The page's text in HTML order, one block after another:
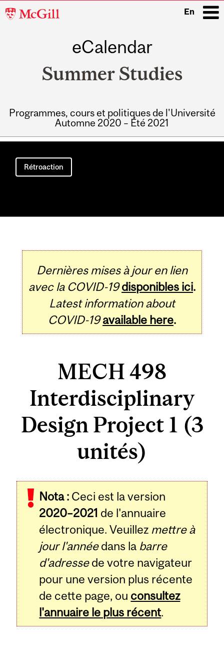
McGill
En
eCalendar
Summer Studies
Programmes, cours et politiques de l'Université
Automne 2020 – Été 2021
Main
navigation
Rétroaction
Dernières mises à jour en lien
avec la COVID-19 disponibles ici.
Latest information about
COVID-19 available here.
MECH 498
Interdisciplinary
Design Project 1 (3
unités)
Nota : Ceci est la version
2020–2021 de l'annuaire
électronique. Veuillez mettre à
jour l'annéedans la barre
d'adressede votre navigateur
pour une version plus récente
de cette page, ou consultez
l'annuaire le plus récent.
Related
Content